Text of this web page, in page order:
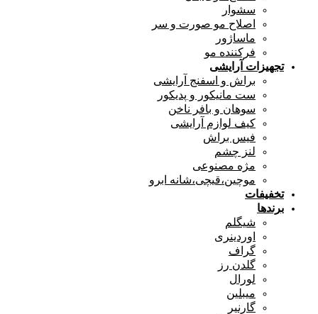
سشوار
اصلاح مو صورت و سر
ماساژور
فرکننده مو
تجهیزات آرایشی
براش و اسفنج آرایشی
ست مانیکور و پدیکور
سوهان و بافر ناخن
کیف لوازم آرایشی
فیس براش
لنز چشم
مژه مصنوعی
موچین،قیچی،شانه ابرو
تخفیفات
برندها
شیگلم
اوردینری
گراف
گلدن رز
لورال
میبلین
گارنیر